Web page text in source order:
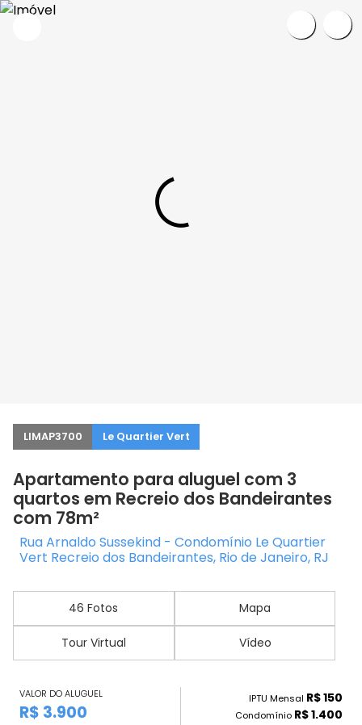
LIMAP3700 Le Quartier Vert
Apartamento para aluguel com 3
quartos em Recreio dos Bandeirantes
com 78m²
Rua Arnaldo Sussekind - Condomínio Le Quartier
Vert Recreio dos Bandeirantes, Rio de Janeiro, RJ
46 Fotos Mapa
Tour Virtual Vídeo
VALOR DO ALUGUEL
R$ 3.900
IPTU Mensal R$ 150
Condomínio R$ 1.400